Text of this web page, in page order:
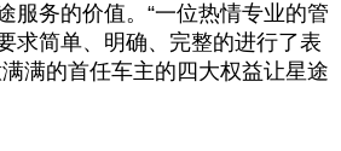
服务的价值。“一位热情专业的管
求简单、明确、完整的进行了表
满的首任车主的四大权益让星途